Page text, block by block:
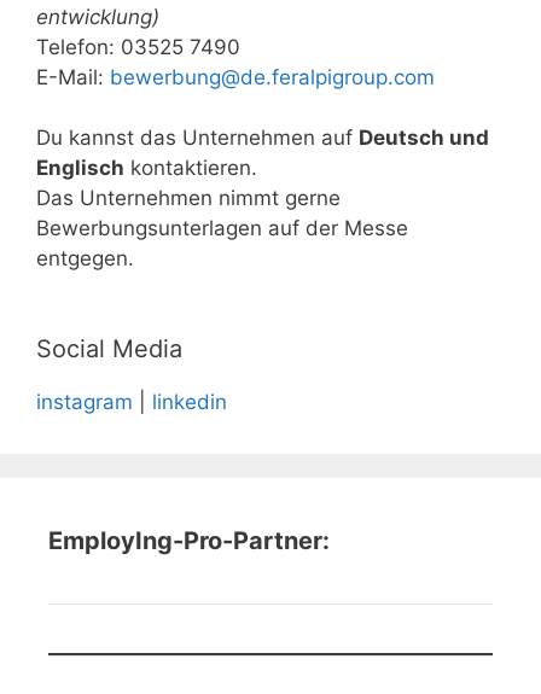
entwicklung)
Telefon: 03525 7490
E-Mail: bewerbung@de.feralpigroup.com
Du kannst das Unternehmen auf Deutsch und
Englisch kontaktieren.
Das Unternehmen nimmt gerne
Bewerbungsunterlagen auf der Messe
entgegen.
Social Media
instagram linkedin
EmployIng-Pro-Partner: